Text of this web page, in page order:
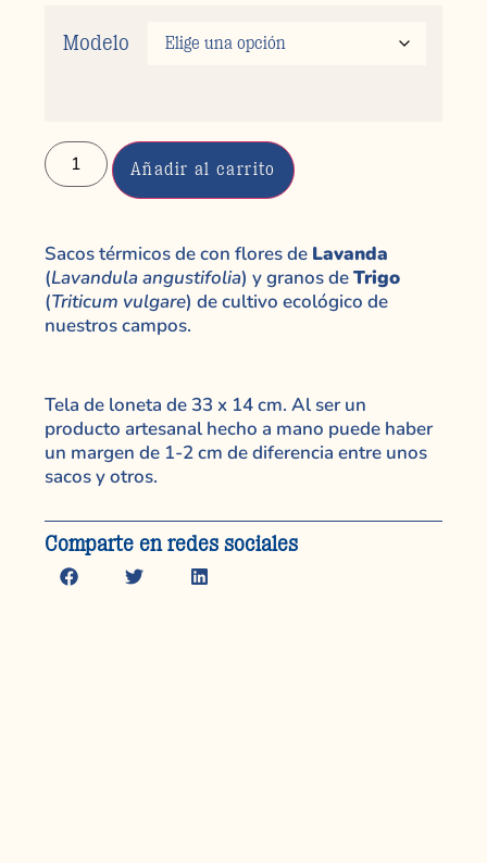
Modelo
Añadir al carrito
Sacos térmicos de con flores de Lavanda
(Lavandula angustifolia) y granos deTrigo
(Triticum vulgare) de cultivo ecológico de
nuestros campos.
Tela de loneta de 33 x 14 cm. Al ser un
producto artesanal hecho a mano puede haber
un margen de 1-2 cm de diferencia entre unos
sacos y otros.
Comparte en redes sociales